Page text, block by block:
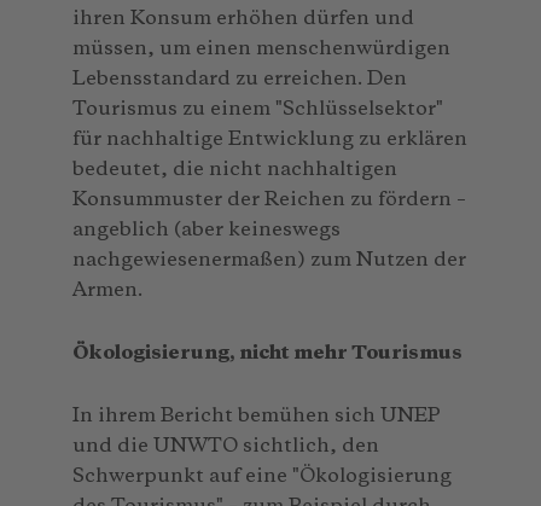
ihren Konsum erhöhen dürfen und
müssen, um einen menschenwürdigen
Lebensstandard zu erreichen. Den
Tourismus zu einem "Schlüsselsektor"
für nachhaltige Entwicklung zu erklären
bedeutet, die nicht nachhaltigen
Konsummuster der Reichen zu fördern –
angeblich (aber keineswegs
nachgewiesenermaßen) zum Nutzen der
Armen.
Ökologisierung, nicht mehr Tourismus
In ihrem Bericht bemühen sich UNEP
und die UNWTO sichtlich, den
Schwerpunkt auf eine "Ökologisierung